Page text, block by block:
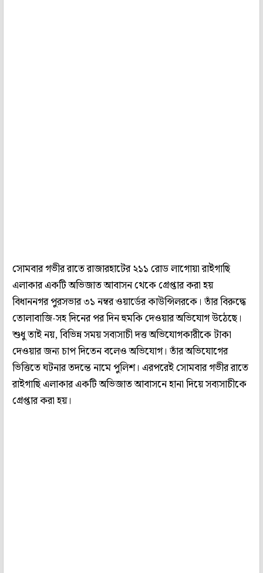
সোমবার গভীর রাতে রাজারহাটের ২১১ রোড লাগোয়া রাইগাছি
এলাকার একটি অভিজাত আবাসন থেকে গ্রেপ্তার করা হয়
বিধাননগর পুরসভার ৩১ নম্বর ওয়ার্ডের কাউন্সিলরকে। তাঁর বিরুদ্ধে
তোলাবাজি-সহ দিনের পর দিন হুমকি দেওয়ার অভিযোগ উঠেছে।
শুধু তাই নয়, বিভিন্ন সময় সব্যসাচী দত্ত অভিযোগকারীকে টাকা
দেওয়ার জন্য চাপ দিতেন বলেও অভিযোগ। তাঁর অভিযোগের
ভিত্তিতে ঘটনার তদন্তে নামে পুলিশ। এরপরেই সোমবার গভীর রাতে
রাইগাছি এলাকার একটি অভিজাত আবাসনে হানা দিয়ে সব্যসাচীকে
গ্রেপ্তার করা হয়।